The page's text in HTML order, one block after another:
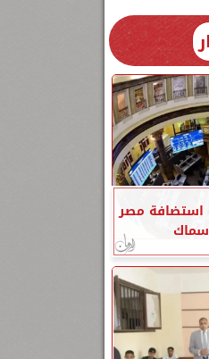
استضافة مصر